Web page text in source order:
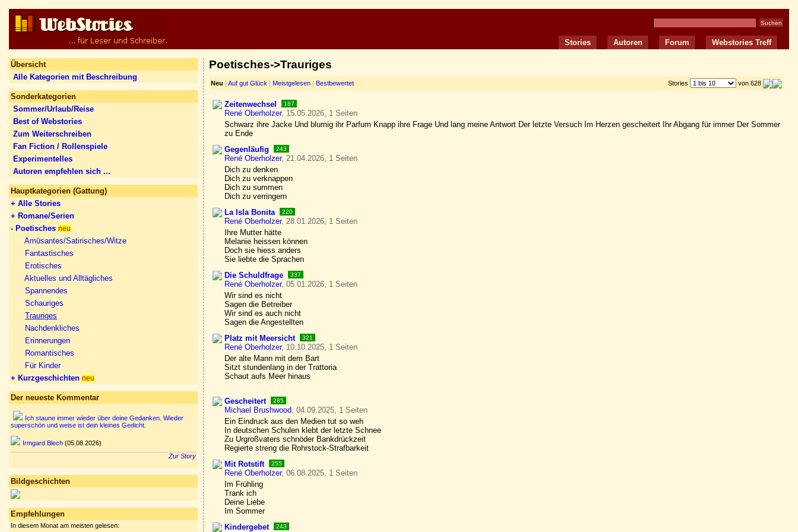
Stories Autoren Forum Webstories Treff
Übersicht
Alle Kategorien mit Beschreibung
Sonderkategorien
Sommer/Urlaub/Reise
Best of Webstories
Zum Weiterschreiben
Fan Fiction / Rollenspiele
Experimentelles
Autoren empfehlen sich ...
Hauptkategorien (Gattung)
+ Alle Stories
+ Romane/Serien
- Poetisches neu
Amüsantes/Satirisches/Witze
Fantastisches
Erotisches
Aktuelles und Alltägliches
Spannendes
Schauriges
Trauriges
Nachdenkliches
Erinnerungen
Romantisches
Für Kinder
+ Kurzgeschichten neu
Der neueste Kommentar
Ich staune immer wieder über deine Gedanken. Wieder
superschön und weise ist dein kleines Gedicht.
Irmgard Blech (05.08.2026)
Zur Story
Bildgeschichten
Empfehlungen
In diesem Monat am meisten gelesen:
Poetisches->Trauriges
Neu | Auf gut Glück | Meistgelesen | Bestbewertet Stories von 628
Zeitenwechsel 187
René Oberholzer, 15.05.2026, 1 Seiten
Schwarz ihre Jacke Und blumig ihr Parfum Knapp ihre Frage Und lang meine Antwort Der letzte Versuch Im Herzen gescheitert Ihr Abgang für immer Der Sommer
zu Ende
Gegenläufig
243
René Oberholzer, 21.04.2026, 1 Seiten
Dich zu denken
Dich zu verknappen
Dich zu summen
Dich zu verringern
La Isla Bonita
220
René Oberholzer, 28.01.2026, 1 Seiten
Ihre Mutter hätte
Melanie heissen können
Doch sie hiess anders
Sie liebte die Sprachen
Die Schuldfrage
337
René Oberholzer, 05.01.2026, 1 Seiten
Wir sind es nicht
Sagen die Betreiber
Wir sind es auch nicht
Sagen die Angestellten
Platz mit Meersicht
321
René Oberholzer, 10.10.2025, 1 Seiten
Der alte Mann mit dem Bart
Sitzt stundenlang in der Trattoria
Schaut aufs Meer hinaus
Gescheitert 285
Michael Brushwood, 04.09.2025, 1 Seiten
Ein Eindruck aus den Medien tut so weh
In deutschen Schulen klebt der letzte Schnee
Zu Urgroßvaters schnöder Bankdrückzeit
Regierte streng die Rohrstock-Strafbarkeit
Mit Rotstift
255
René Oberholzer, 06.08.2025, 1 Seiten
Im Frühling
Trank ich
Deine Liebe
Im Sommer
Kindergebet
243